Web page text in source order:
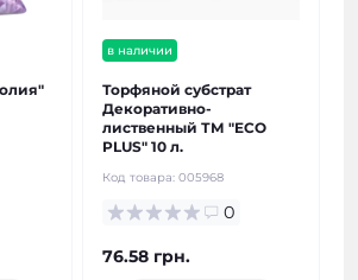
в наличии
Торфяной субстрат
Декоративно-
лиственный ТМ "ECO
PLUS" 10 л.
Код товара: 005968
0
76.58 грн.